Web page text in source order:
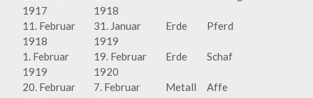
1917
1918
11. Februar
1918
31. Januar
1919
Erde Pferd
1. Februar
1919
19. Februar
1920
Erde Schaf
20. Februar
7. Februar
Metall Affe